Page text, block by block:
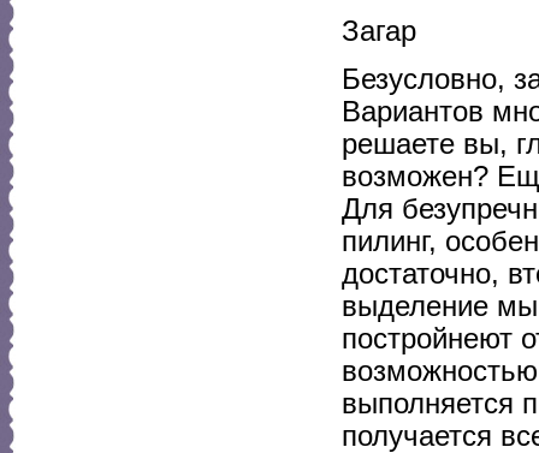
Загар
Безусловно,
Вариантов
решаете вы,
возможен?
Для
пилинг,
достаточно,
выделение
постройнеют
выполняется
получается